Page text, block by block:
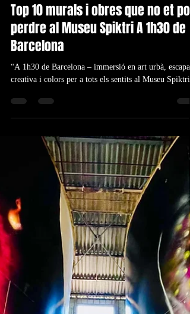
29 juin 2025
1 min de lecture
Top 10 murals i obres que no et pots
perdre al Museu Spiktri A 1h30 de
Barcelona
“A 1h30 de Barcelona – immersió en art urbà,
creativa i colors per a tots els sentits al Museu